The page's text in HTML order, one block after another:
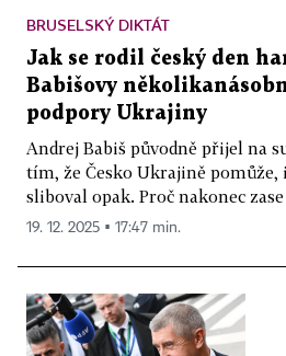
BRUSELSKÝ DIKTÁT
Jak se rodil český den
Babišovy
podpory Ukrajiny
Andrej Babiš původně přijel na
tím, že Česko Ukrajině pomůže,
sliboval opak. Proč nakonec
19. 12. 2025 ▪ 17:47 min.